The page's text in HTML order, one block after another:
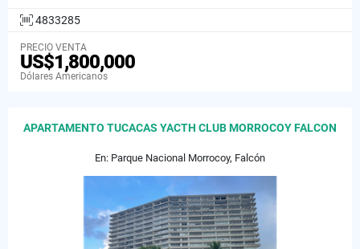
4833285
PRECIO VENTA
US$1,800,000
Dólares Americanos
APARTAMENTO TUCACAS YACTH CLUB MORROCOY FALCON
En: Parque Nacional Morrocoy, Falcón